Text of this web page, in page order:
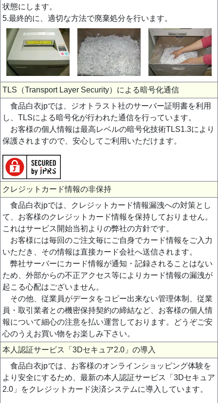
状態にします。
5.最終的に、適切な方法で廃棄処分を行います。
TLS（Transport Layer Security）による暗号化通信
食品白衣jpでは、ジオトラスト社のサーバー証明書を利用
し、TLSによる暗号化が行われた通信を行っています。
お客様の個人情報は最高レベルの暗号化技術TLS1.3により
保護されますので、安心してご利用いただけます。
クレジットカード情報の非保持
食品白衣jpでは、クレジットカード情報漏洩への対策とし
て、お客様のクレジットカード情報を保持しておりません。
これはサービス開始当初よりの弊社の方針です。
お客様には毎回のご注文毎にご自身でカード情報をご入力
いただき、その情報は直接カード会社へ送信されます。
弊社サーバーにカード情報が通知・記録されることはない
ため、外部からの不正アクセス等によりカード情報の漏洩が
起こる心配はございません。
その他、従業員がデータをコピー出来ない管理体制、従業
員・取引業者との機密保持契約の締結など、お客様の個人情
報について細心の注意を払い運営しております。どうぞご安
心のうえお買い物をお楽しみ下さい。
本人認証サービス「3Dセキュア2.0」の導入
食品白衣jpでは、お客様のオンラインショッピング体験を
より安全にするため、最新の本人認証サービス「3Dセキュア
2.0」をクレジットカード決済システムに導入しています。